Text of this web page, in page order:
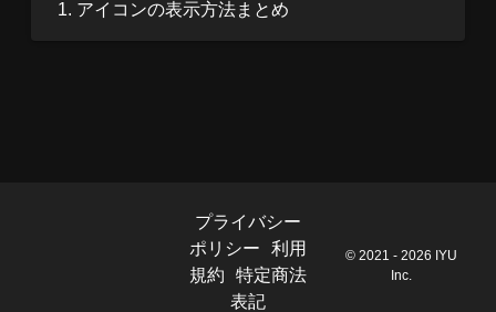
1. アイコンの表示方法まとめ
プライバシー
ポリシー
利用
規約
特定商法
表記
© 2021 - 2026 IYU
Inc.